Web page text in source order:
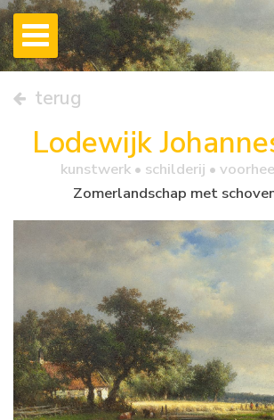
terug
Lodewijk
kunstwerk • schilderij •
Zomerlandschap met